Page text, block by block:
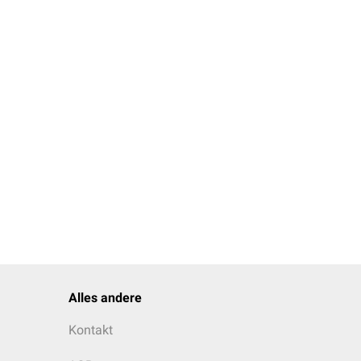
Alles andere
Kontakt